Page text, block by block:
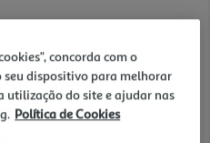
concorda com o
seu dispositivo para melhorar
utilização do site e ajudar nas
Política de Cookies